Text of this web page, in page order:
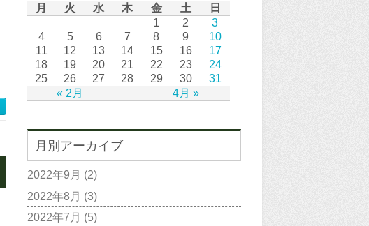
月 火 水 木 金 土 日
« 2月 4月 »
1 2
3
4
5 6 7 8 9
10
11
12 13 14 15 16
17
18
19 20 21 22 23
24
25
26 27 28 29 30 31
月別アーカイブ
2022年9月 (2)
2022年8月 (3)
2022年7月 (5)